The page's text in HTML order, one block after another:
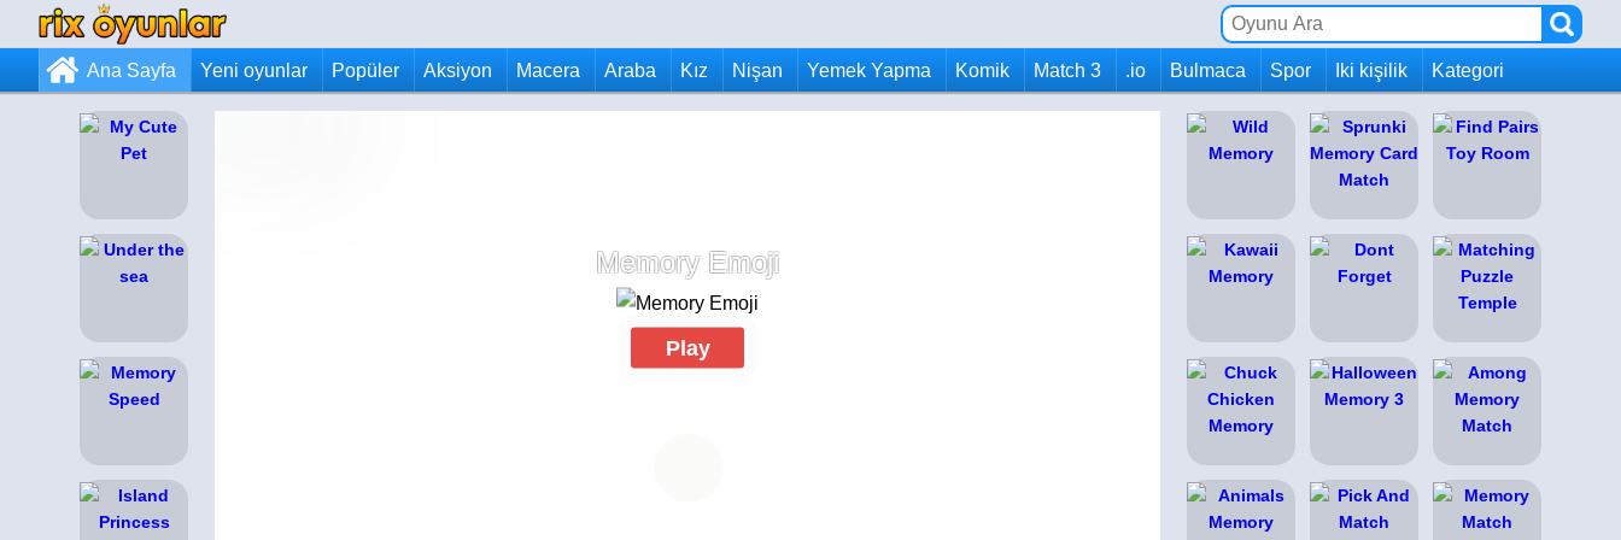
Ana Sayfa Yeni oyunlar Popüler Aksiyon Macera Araba Kız Nişan Yemek Yapma Komik Match 3 .io Bulmaca Spor Iki kişilik Kategori
Memory Emoji
Play